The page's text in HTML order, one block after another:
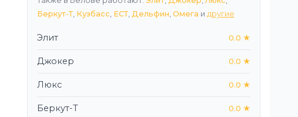
Беркут-Т, Кузбасс, ЕСТ, Дельфин, Омега и другие
Элит 0.0 ★
Джокер 0.0 ★
Люкс 0.0 ★
Беркут-Т 0.0 ★